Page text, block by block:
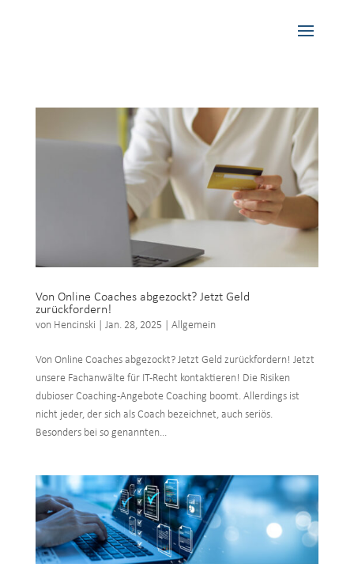
Von Online Coaches abgezockt? Jetzt Geld
zurückfordern!
von Hencinski Jan. 28, 2025 Allgemein
Von Online Coaches abgezockt? Jetzt Geld zurückfordern! Jetzt
unsere Fachanwälte für IT-Recht kontaktieren! Die Risiken
dubioser Coaching-Angebote Coaching boomt. Allerdings ist
nicht jeder, der sich als Coach bezeichnet, auch seriös.
Besonders bei so genannten...